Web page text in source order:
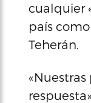
cualquier
país
Teherán.